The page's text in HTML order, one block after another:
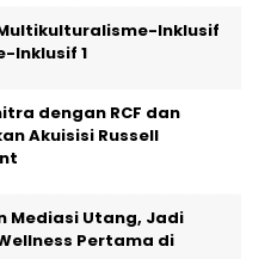
Multikulturalisme-Inklusif
Inklusif 1
dengan RCF dan
Akuisisi Russell
Mediasi Utang, Jadi
Pertama di